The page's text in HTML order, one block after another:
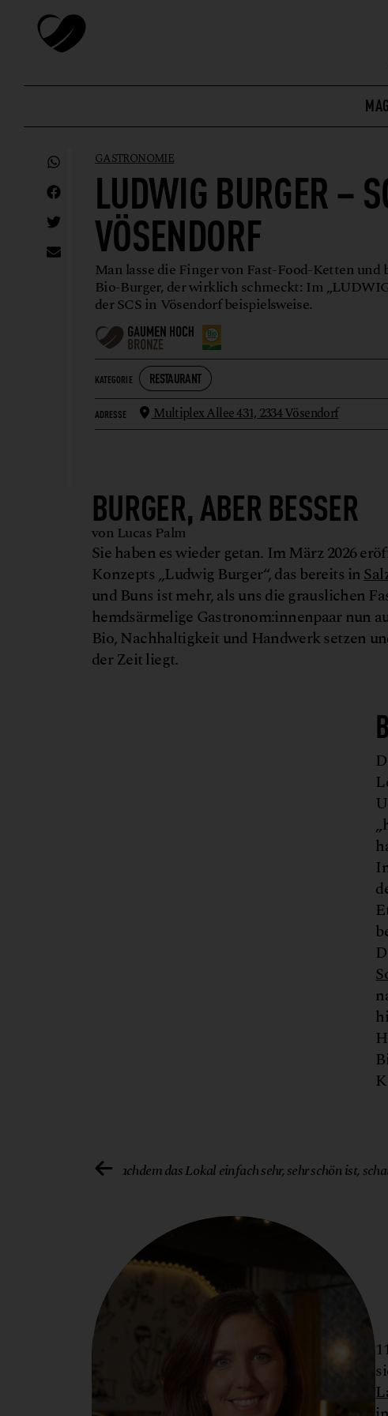
GASTRONOMIE
LUDWIG BURGER –
VÖSENDORF
Man lasse die Finger von Fast-Food-Ketten und
Bio-Burger, der wirklich schmeckt: Im
der SCS in Vösendorf beispielsweise.
KATEGORIE RESTAURANT
ADRESSE Multiplex Allee 431,2334 Vösendorf
BURGER, ABER BESSER
von Lucas Palm
Sie haben es wieder getan. Im März 2026
Konzepts „Ludwig Burger“, das bereits in
und Buns ist mehr, als uns die grauslichen
hemdsärmelige Gastronom:innenpaar nun
Bio, Nachhaltigkeit und Handwerk setzen
der Zeit liegt.
„Nachdem das Lokal einfach sehr, sehr schön ist,